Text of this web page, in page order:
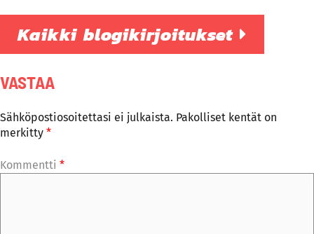
Kaikki blogikirjoitukset
VASTAA
Sähköpostiosoitettasi ei julkaista. Pakolliset kentät on
merkitty *
Kommentti *